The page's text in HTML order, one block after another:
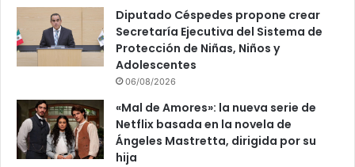
Diputado Céspedes propone crear
Secretaría Ejecutiva del Sistema de
Protección de Niñas, Niños y
Adolescentes
06/08/2026
«Mal de Amores»: la nueva serie de
Netflix basada en la novela de
Ángeles Mastretta, dirigida por su
hija